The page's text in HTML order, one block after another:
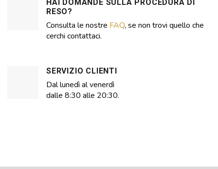
HAI DOMANDE SULLA PROCEDURA DI
RESO?
Consulta le nostre FAQ, se non trovi quello che
cerchi contattaci.
SERVIZIO CLIENTI
Dal lunedì al venerdì
dalle 8:30 alle 20:30.